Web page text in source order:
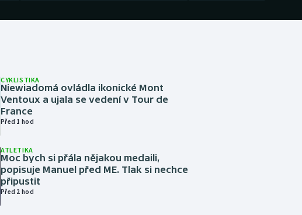
CYKLISTIKA
Niewiadomá ovládla ikonické Mont
Ventoux a ujala se vedení v Tour de
France
Před 1 hod
ATLETIKA
Moc bych si přála nějakou medaili,
popisuje Manuel před ME. Tlak si nechce
připustit
Před 2 hod